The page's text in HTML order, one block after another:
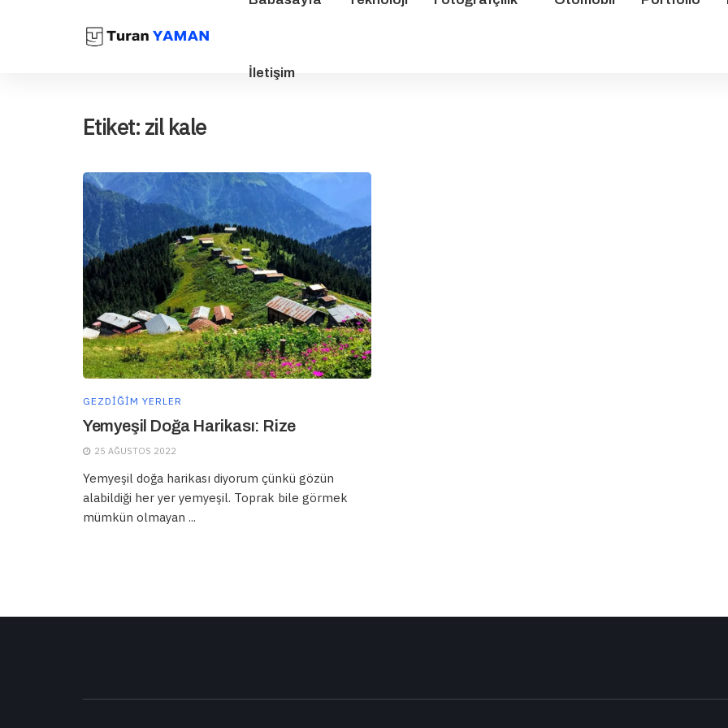
İletişim
Etiket: zil kale
GEZDIĞIM YERLER
Yemyeşil Doğa Harikası: Rize
25 AĞUSTOS 2022
Yemyeşil doğa harikası diyorum çünkü gözün
alabildiği her yer yemyeşil. Toprak bile görmek
mümkün olmayan ...